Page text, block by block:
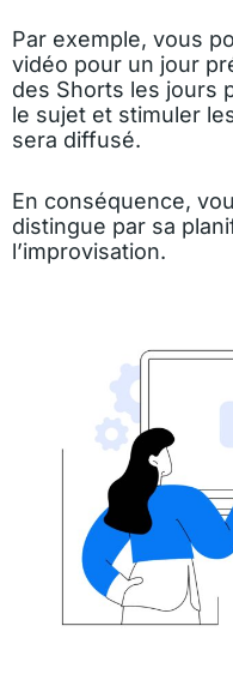
Par exemple, vous
vidéo pour un jour
des Shorts les jours
le sujet et stimuler
sera diffusé.
En conséquence,
distingue par sa
l’improvisation.